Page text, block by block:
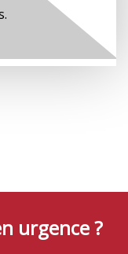
urgence ?